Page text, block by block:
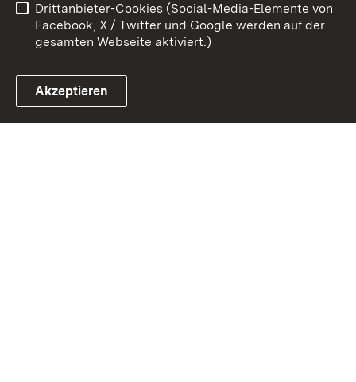
Link zum Landesportal
Impressum
Cookies
Drittanbieter-Cookies (Social-Media-Elemente von
Facebook, X / Twitter und Google werden auf der
gesamten Webseite aktiviert.)
Akzeptieren